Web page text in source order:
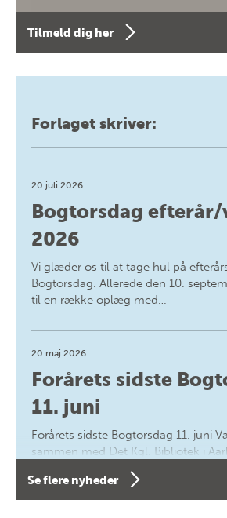
Tilmeld dig her
Forlaget skriver:
20 juli 2026
Bogtorsdag
2026
Vi glæder os til at tage hul på
Bogtorsdag. Allerede den 10.
til en række oplæg med…
20 maj 2026
Forårets sidste
11. juni
Forårets sidste Bogtorsdag 11. juni
sammen med Det Kgl. Bibliotek i
forfatterne bag vores nyes…
Se flere nyheder